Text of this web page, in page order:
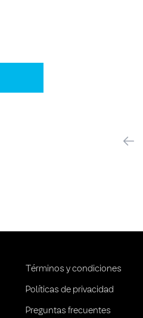
anterior
Términos y condiciones
Políticas de privacidad
Preguntas frecuentes